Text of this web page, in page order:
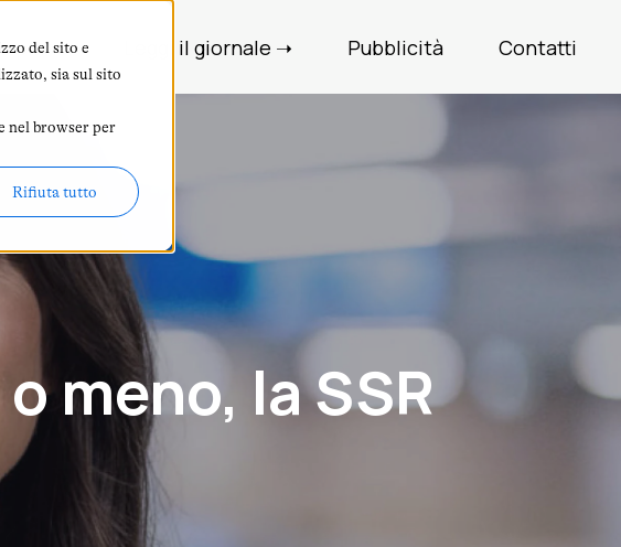
del sito e
sia sul sito
nel browser per
Rifiuta tutto
piano Leggi il giornale ➝ Pubblicità Contatti
meno, la SSR